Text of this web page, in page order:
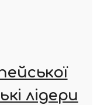
лідери